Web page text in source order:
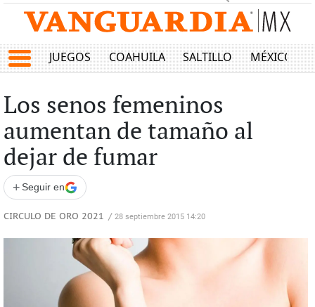
JUEGOS COAHUILA SALTILLO MÉXICO
Los senos femeninos
aumentan de tamaño al
dejar de fumar
+ Seguir en
CIRCULO DE ORO 2021 / 28 septiembre 2015 14:20